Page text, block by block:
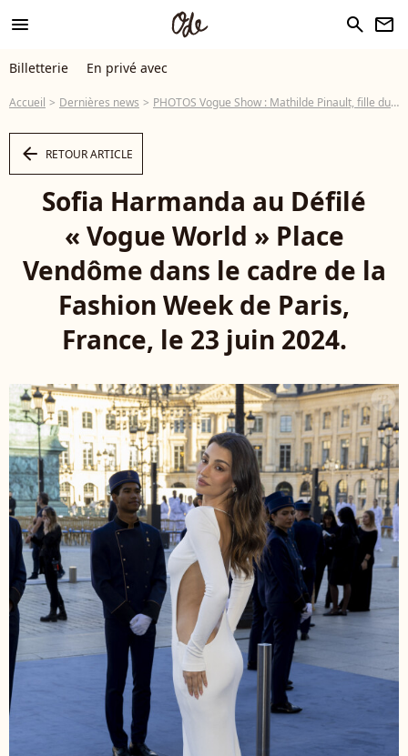
menu search newsletter
Billetterie En privé avec
Accueil Dernières news PHOTOS Vogue Show : Mathilde Pinault, fille du milliardaire français, tout en dentelle comme une autre star hollywoodienne
arrow_left RETOUR ARTICLE
Sofia Harmanda au Défilé
« Vogue World » Place
Vendôme dans le cadre de la
Fashion Week de Paris,
France, le 23 juin 2024.